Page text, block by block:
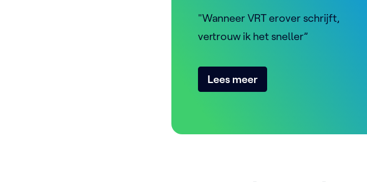
"Wanneer VRT erover schrijft,
vertrouw ik het sneller”
Lees meer